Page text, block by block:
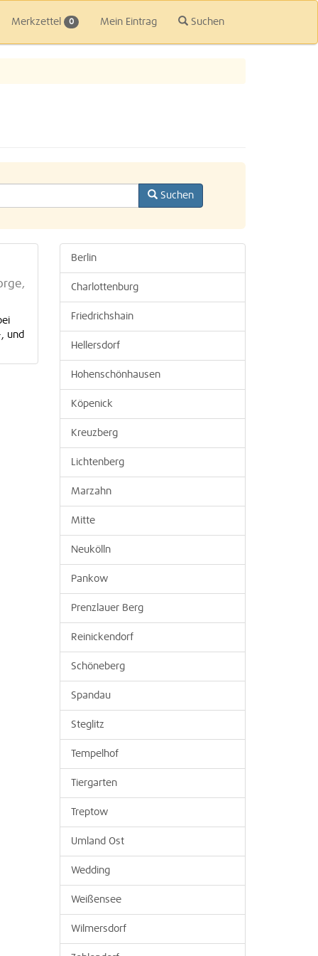
Merkzettel 0 Mein Eintrag Suchen
Suchen
und
Berlin
Charlottenburg
Friedrichshain
Hellersdorf
Hohenschönhausen
Köpenick
Kreuzberg
Lichtenberg
Marzahn
Mitte
Neukölln
Pankow
Prenzlauer Berg
Reinickendorf
Schöneberg
Spandau
Steglitz
Tempelhof
Tiergarten
Treptow
Umland Ost
Wedding
Weißensee
Wilmersdorf